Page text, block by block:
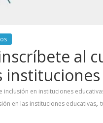
al
inclusión en instituciones
en las instituciones educativas,